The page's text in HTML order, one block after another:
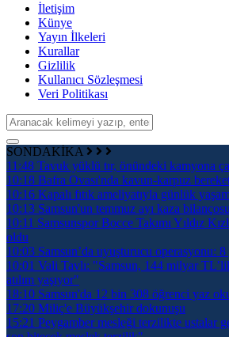
İletişim
Künye
Yayın İlkeleri
Kurallar
Gizlilik
Kullanıcı Sözleşmesi
Veri Politikası
SONDAKİKA
11:48 Tavuk yüklü tır, önündeki kamyona
10:18 Bafra Ovası'nda kavun-karpuz
10:16 Kapalı fıtık ameliyatıyla günlük
10:13 Samsun'un temmuz ayı kaza
10:11 Samsunspor Bocce Takımı Yıldız
oldu
10:03 Samsun’da uyuşturucu operasyonu: 8
10:01 Vali Tavlı: "Samsun, 144 milyar
atılım yaşıyor"
18:10 Samsun'da 12 bin 308 öğrenci yaz
17:20 Miliç'e Büyükşehir dokunuşu
15:21 Peygamber mesleği terzilikte ustalar